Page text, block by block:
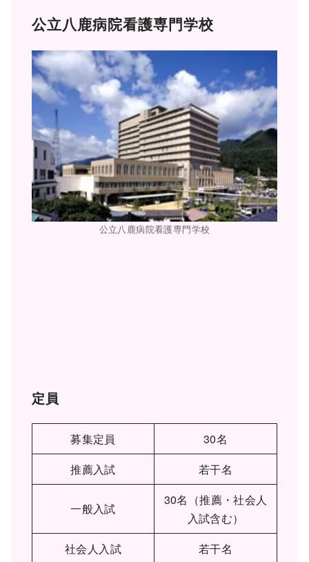
公立八鹿病院看護専門学校
公立八鹿病院看護専門学校
定員
募集定員
30名
推薦入試
若干名
一般入試
30名（推薦・社会人
入試含む）
社会人入試
若干名